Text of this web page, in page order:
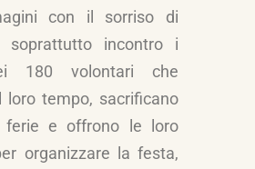
con il sorriso di
soprattutto incontro i
180 volontari che
loro tempo, sacrificano
ferie e offrono le loro
organizzare la festa,